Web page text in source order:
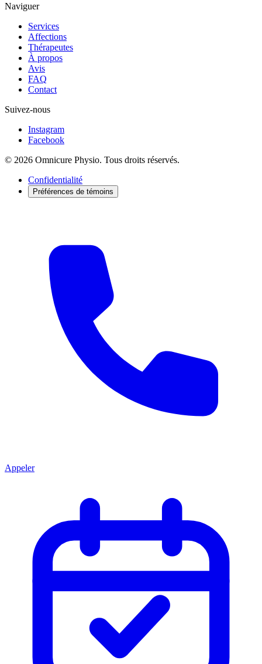
Naviguer
Services
Affections
Thérapeutes
À propos
Avis
FAQ
Contact
Suivez-nous
Instagram
Facebook
© 2026 Omnicure Physio. Tous droits réservés.
Confidentialité
Préférences de témoins
Appeler